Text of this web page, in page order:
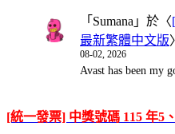
「 Sumana 」於〈
最新繁體中文版
08-02, 2026
Avast has been my
[統一發票] 中獎號碼 115 年5